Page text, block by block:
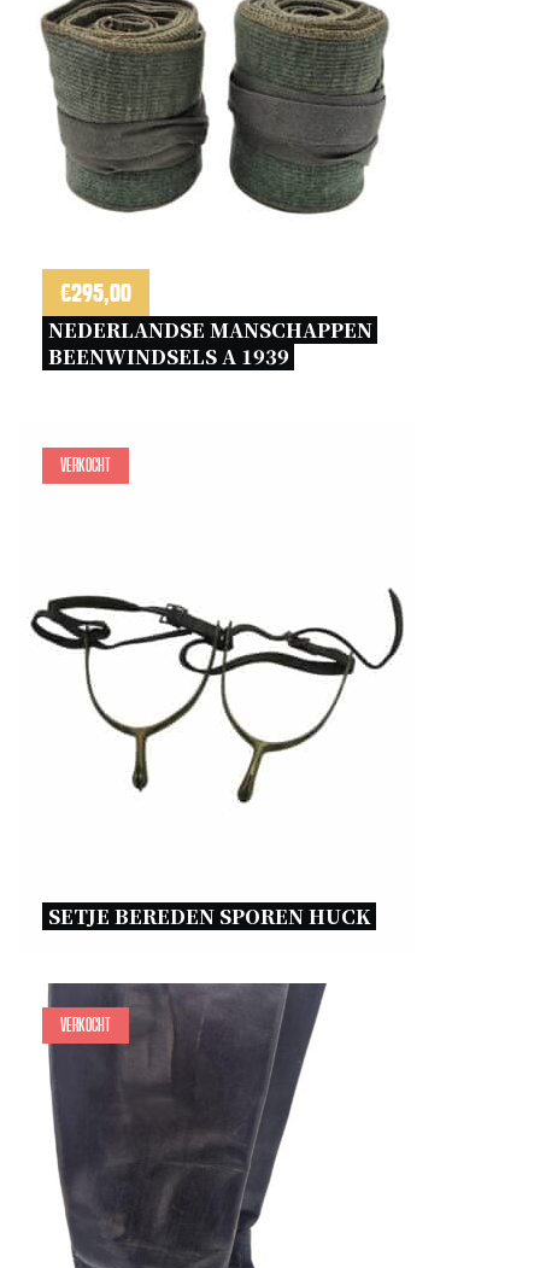
€295,00
NEDERLANDSE MANSCHAPPEN
BEENWINDSELS A 1939
Verkocht
SETJE BEREDEN SPOREN HUCK
Verkocht